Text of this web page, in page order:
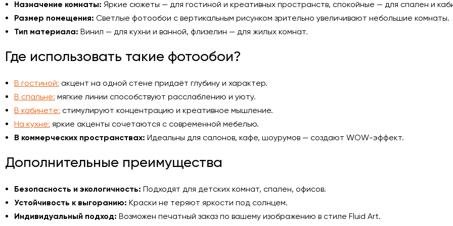
Назначение комнаты: Яркие сюжеты — для гостиной и креативных пространств, спокойные — для спален и
Размер помещения: Светлые фотообои с вертикальным рисунком зрительно увеличивают небольшие комнаты.
Тип материала: Винил — для кухни и ванной, флизелин — для жилых комнат.
Где использовать такие фотообои?
В гостиной: акцент на одной стене придаёт глубину и характер.
В спальне: мягкие линии способствуют расслаблению и уюту.
В кабинете: стимулируют концентрацию и креативное мышление.
На кухне: яркие акценты сочетаются с современной мебелью.
В коммерческих пространствах: Идеальны для салонов, кафе, шоурумов — создают WOW-эффект.
Дополнительные преимущества
Безопасность и экологичность: Подходят для детских комнат, спален, офисов.
Устойчивость к выгоранию: Краски не теряют яркости под солнцем.
Индивидуальный подход: Возможен печатный заказ по вашему изображению в стиле Fluid Art.